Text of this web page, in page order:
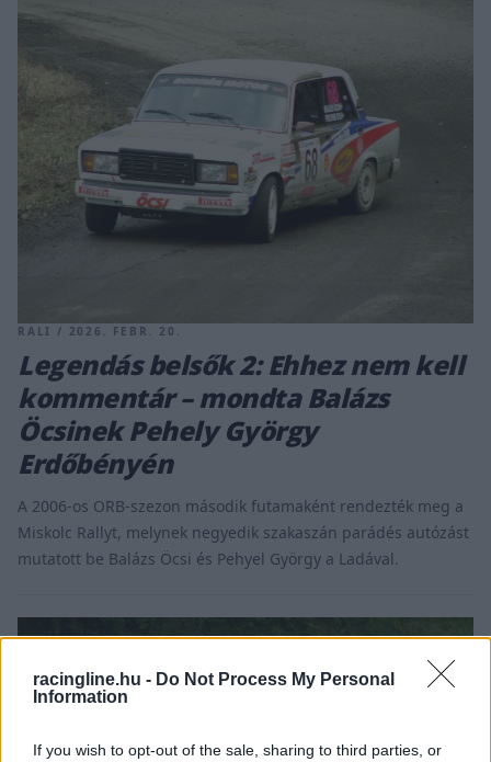
racingline.hu - Do Not Process My Personal
Information
If you wish to opt-out of the sale, sharing to third parties, or
RALI / 2026. FEBR. 20.
Legendás belsők 2: Ehhez nem kell
kommentár – mondta Balázs
Öcsinek Pehely György
Erdőbényén
A 2006-os ORB-szezon második futamaként rendezték meg a
Miskolc Rallyt, melynek negyedik szakaszán parádés autózást
mutatott be Balázs Öcsi és Pehyel György a Ladával.